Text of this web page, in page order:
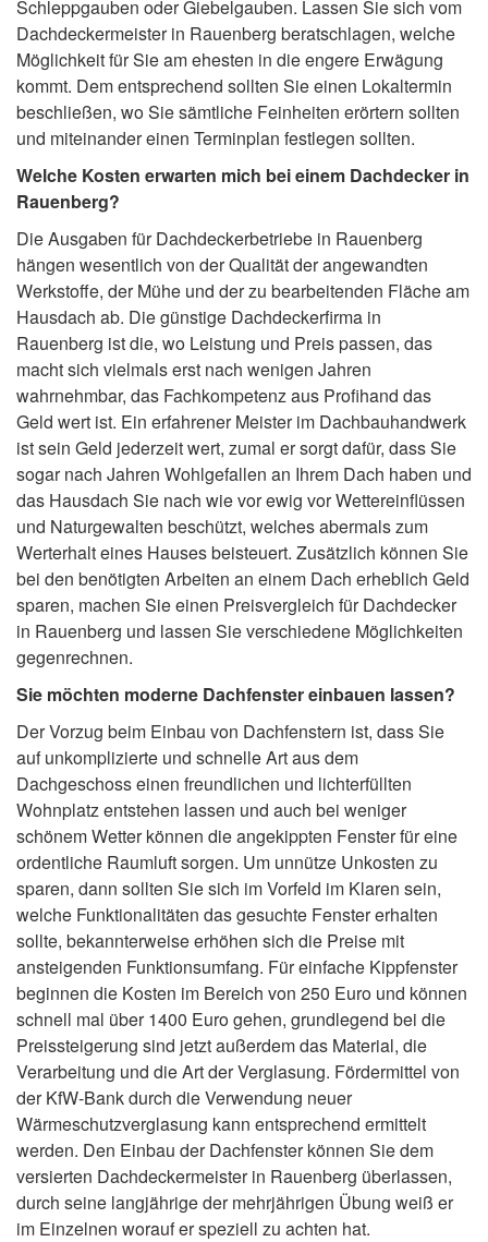
Schleppgauben oder Giebelgauben. Lassen Sie sich vom
Dachdeckermeister in Rauenberg beratschlagen, welche
Möglichkeit für Sie am ehesten in die engere Erwägung
kommt. Dem entsprechend sollten Sie einen Lokaltermin
beschließen, wo Sie sämtliche Feinheiten erörtern sollten
und miteinander einen Terminplan festlegen sollten.
Welche Kosten erwarten mich bei einem Dachdecker in
Rauenberg?
Die Ausgaben für Dachdeckerbetriebe in Rauenberg
hängen wesentlich von der Qualität der angewandten
Werkstoffe, der Mühe und der zu bearbeitenden Fläche am
Hausdach ab. Die günstige Dachdeckerfirma in
Rauenberg ist die, wo Leistung und Preis passen, das
macht sich vielmals erst nach wenigen Jahren
wahrnehmbar, das Fachkompetenz aus Profihand das
Geld wert ist. Ein erfahrener Meister im Dachbauhandwerk
ist sein Geld jederzeit wert, zumal er sorgt dafür, dass Sie
sogar nach Jahren Wohlgefallen an Ihrem Dach haben und
das Hausdach Sie nach wie vor ewig vor Wettereinflüssen
und Naturgewalten beschützt, welches abermals zum
Werterhalt eines Hauses beisteuert. Zusätzlich können Sie
bei den benötigten Arbeiten an einem Dach erheblich Geld
sparen, machen Sie einen Preisvergleich für Dachdecker
in Rauenberg und lassen Sie verschiedene Möglichkeiten
gegenrechnen.
Sie möchten moderne Dachfenster einbauen lassen?
Der Vorzug beim Einbau von Dachfenstern ist, dass Sie
auf unkomplizierte und schnelle Art aus dem
Dachgeschoss einen freundlichen und lichterfüllten
Wohnplatz entstehen lassen und auch bei weniger
schönem Wetter können die angekippten Fenster für eine
ordentliche Raumluft sorgen. Um unnütze Unkosten zu
sparen, dann sollten Sie sich im Vorfeld im Klaren sein,
welche Funktionalitäten das gesuchte Fenster erhalten
sollte, bekannterweise erhöhen sich die Preise mit
ansteigenden Funktionsumfang. Für einfache Kippfenster
beginnen die Kosten im Bereich von 250 Euro und können
schnell mal über 1400 Euro gehen, grundlegend bei die
Preissteigerung sind jetzt außerdem das Material, die
Verarbeitung und die Art der Verglasung. Fördermittel von
der KfW-Bank durch die Verwendung neuer
Wärmeschutzverglasung kann entsprechend ermittelt
werden. Den Einbau der Dachfenster können Sie dem
versierten Dachdeckermeister in Rauenberg überlassen,
durch seine langjährige der mehrjährigen Übung weiß er
im Einzelnen worauf er speziell zu achten hat.